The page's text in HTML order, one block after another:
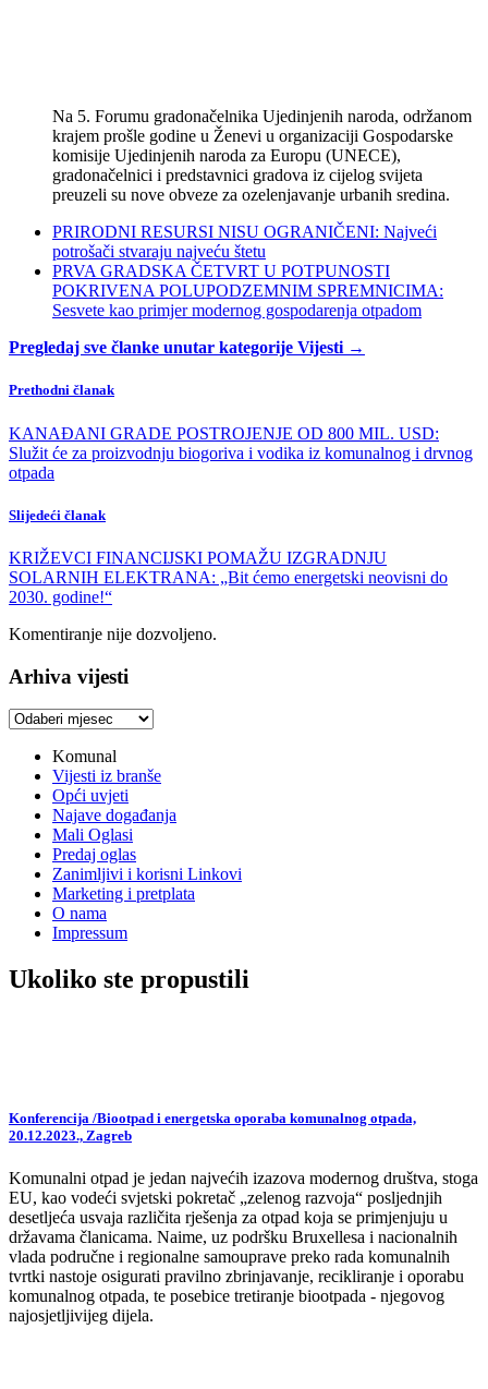
Na 5. Forumu gradonačelnika Ujedinjenih naroda, održanom
krajem prošle godine u Ženevi u organizaciji Gospodarske
komisije Ujedinjenih naroda za Europu (UNECE),
gradonačelnici i predstavnici gradova iz cijelog svijeta
preuzeli su nove obveze za ozelenjavanje urbanih sredina.
PRIRODNI RESURSI NISU OGRANIČENI: Najveći
potrošači stvaraju najveću štetu
PRVA GRADSKA ČETVRT U POTPUNOSTI
POKRIVENA POLUPODZEMNIM SPREMNICIMA:
Sesvete kao primjer modernog gospodarenja otpadom
Pregledaj sve članke unutar kategorije Vijesti →
Prethodni članak
KANAĐANI GRADE POSTROJENJE OD 800 MIL. USD:
Služit će za proizvodnju biogoriva i vodika iz komunalnog i drvnog
otpada
Slijedeći članak
KRIŽEVCI FINANCIJSKI POMAŽU IZGRADNJU
SOLARNIH ELEKTRANA: „Bit ćemo energetski neovisni do
2030. godine!“
Komentiranje nije dozvoljeno.
Arhiva vijesti
Arhiva
Komunal
Vijesti iz branše
Opći uvjeti
Najave događanja
Mali Oglasi
Predaj oglas
Zanimljivi i korisni Linkovi
Marketing i pretplata
O nama
Impressum
Ukoliko ste propustili
Konferencija /Biootpad i energetska oporaba komunalnog otpada,
20.12.2023., Zagreb
Komunalni otpad je jedan najvećih izazova modernog društva, stoga
EU, kao vodeći svjetski pokretač „zelenog razvoja“ posljednjih
desetljeća usvaja različita rješenja za otpad koja se primjenjuju u
državama članicama. Naime, uz podršku Bruxellesa i nacionalnih
vlada područne i regionalne samouprave preko rada komunalnih
tvrtki nastoje osigurati pravilno zbrinjavanje, recikliranje i oporabu
komunalnog otpada, te posebice tretiranje biootpada - njegovog
najosjetljivijeg dijela.